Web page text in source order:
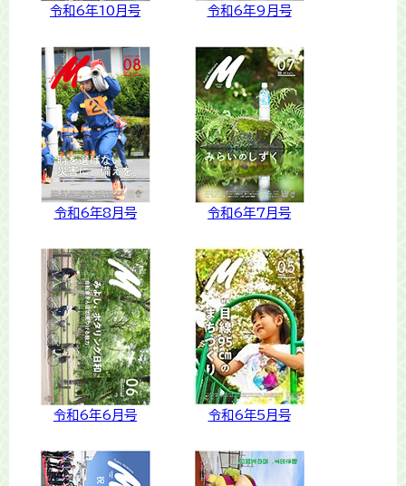
令和6年10月号 令和6年9月号
令和6年8月号 令和6年7月号
令和6年6月号 令和6年5月号